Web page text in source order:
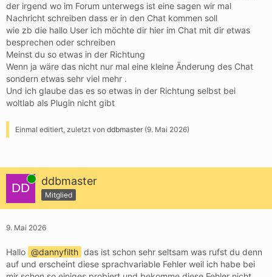
der irgend wo im Forum unterwegs ist eine sagen wir mal
Nachricht schreiben dass er in den Chat kommen soll
wie zb die hallo User ich möchte dir hier im Chat mit dir etwas
besprechen oder schreiben
Meinst du so etwas in der Richtung
Wenn ja wäre das nicht nur mal eine kleine Änderung des Chat
sondern etwas sehr viel mehr .
Und ich glaube das es so etwas in der Richtung selbst bei
woltlab als Plugin nicht gibt
Einmal editiert, zuletzt von ddbmaster (9. Mai 2026)
Online ddbmaster
Mitglied
9. Mai 2026
Hallo dannyfilth das ist schon sehr seltsam was rufst du denn
auf und erscheint diese sprachvariable Fehler weil ich habe bei